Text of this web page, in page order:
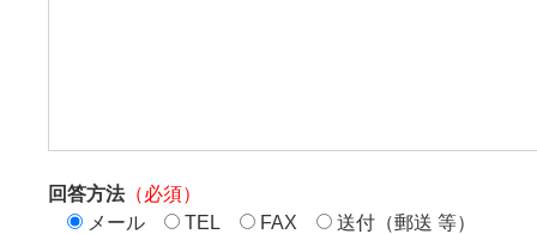
回答方法（必須）
メール
TEL FAX
送付（郵送 等）